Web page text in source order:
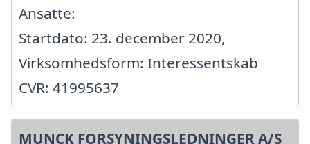
Ansatte:
Startdato: 23. december 2020,
Virksomhedsform: Interessentskab
CVR: 41995637
MUNCK FORSYNINGSLEDNINGER A/S